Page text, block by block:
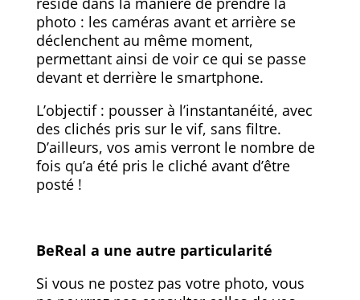
un délai de deux minutes pour capturer
une photo, et la poster sur la plateforme.
Une des particularités de l’application
réside dans la manière de prendre la
photo : les caméras avant et arrière se
déclenchent au même moment,
permettant ainsi de voir ce qui se passe
devant et derrière le smartphone.
L’objectif : pousser à l’instantanéité, avec
des clichés pris sur le vif, sans filtre.
posté !